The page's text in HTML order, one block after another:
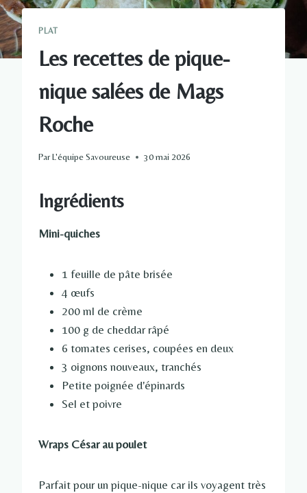
PLAT
Les recettes de pique-
nique salées de Mags
Roche
ParL'équipe Savoureuse 30 mai 2026
Ingrédients
Mini-quiches
1 feuille de pâte brisée
4 œufs
200 ml de crème
100 g de cheddar râpé
6 tomates cerises, coupées en deux
3 oignons nouveaux, tranchés
Petite poignée d'épinards
Sel et poivre
Wraps César au poulet
Parfait pour un pique-nique car ils voyagent très